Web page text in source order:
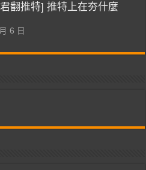
翻推特] 推特上在夯什麼
6 日